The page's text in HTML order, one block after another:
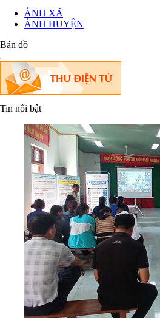
ẢNH XÃ
ẢNH HUYỆN
Bản đồ
Tin nổi bật